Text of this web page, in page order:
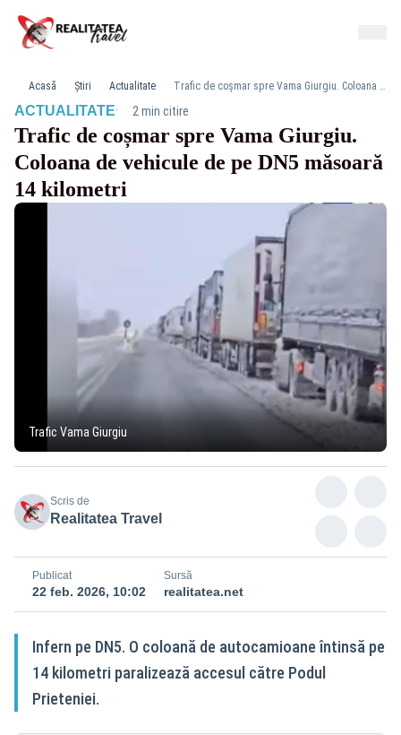
Acasă Știri Actualitate Trafic de coșmar spre Vama Giurgiu. Coloana de vehicule de pe DN5 măsoară 14 kilometri
ACTUALITATE· 2 min citire
Trafic de coșmar spre Vama Giurgiu.
Coloana de vehicule de pe DN5 măsoară
14 kilometri
Trafic Vama Giurgiu
Scris de
Realitatea Travel
Publicat
22 feb. 2026, 10:02
Sursă
realitatea.net
Infern pe DN5. O coloană de autocamioane întinsă pe
14 kilometri paralizează accesul către Podul
Prieteniei.